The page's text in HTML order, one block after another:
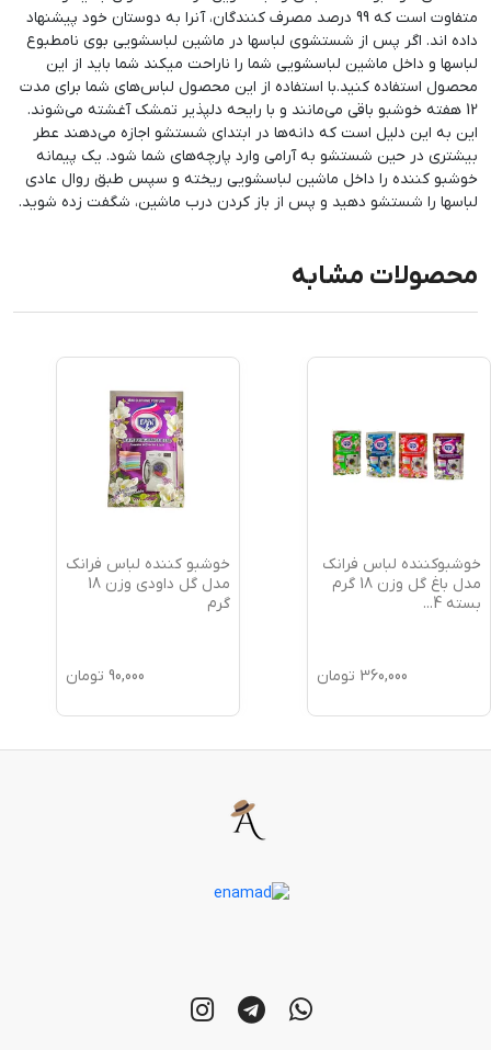
متفاوت است که 99 درصد مصرف کنندگان، آنرا به دوستان خود پیشنهاد
داده اند. اگر پس از شستشوی لباسها در ماشین لباسشویی بوی نامطبوع
لباسها و داخل ماشین لباسشویی شما را ناراحت میکند شما باید از این
محصول استفاده کنید.با استفاده از این محصول لباس‌های شما برای مدت
12 هفته خوشبو باقی می‌مانند و با رایحه‌ دلپذیر تمشک آغشته می‌شوند.
این به این دلیل است که دانه‌ها در ابتدای شستشو اجازه می‌دهند عطر
بیشتری در حین شستشو به آرامی وارد پارچه‌های شما شود. یک پیمانه
خوشبو کننده را داخل ماشین لباسشویی ریخته و سپس طبق روال عادی
لباسها را شستشو دهید و پس از باز کردن درب ماشین، شگفت زده شوید.
محصولات مشابه
خوشبوکننده لباس فرانک
مدل باغ گل وزن 18 گرم
بسته 4
...
360,000 تومان
خوشبو کننده لباس فرانک
مدل گل داودی وزن 18
گرم
90,000 تومان